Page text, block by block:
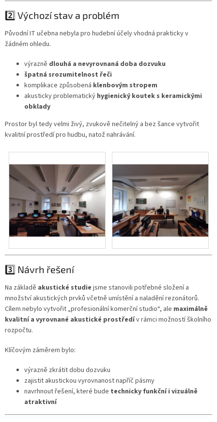
2️⃣ Výchozí stav a problém
Původní IT učebna nebyla pro hudební účely vhodná prakticky v
žádném ohledu.
výrazně dlouhá a nevyrovnaná doba dozvuku
špatná srozumitelnost řeči
komplikace způsobená klenbovým stropem
akusticky problematický hygienický koutek s keramickými
obklady
Prostor byl tedy velmi živý, zvukově nečitelný a bez šance vytvořit
kvalitní prostředí pro hudbu, natož nahrávání.
3️⃣ Návrh řešení
Na základě akustické studie jsme stanovili potřebné složení a
množství akustických prvků včetně umístění a naladění rezonátorů.
Cílem nebylo vytvořit „profesionální komerční studio“, ale maximálně
kvalitní a vyrovnané akustické prostředív rámci možností školního
rozpočtu.
Klíčovým záměrem bylo:
výrazně zkrátit dobu dozvuku
zajistit akustickou vyrovnanost napříč pásmy
navrhnout řešení, které bude technicky funkční i vizuálně
atraktivní